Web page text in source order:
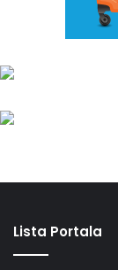
Lista Portala